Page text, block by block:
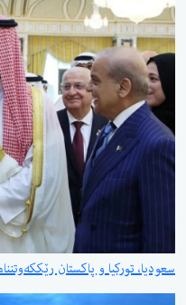
سعودیا، تورکیا و پاکستان